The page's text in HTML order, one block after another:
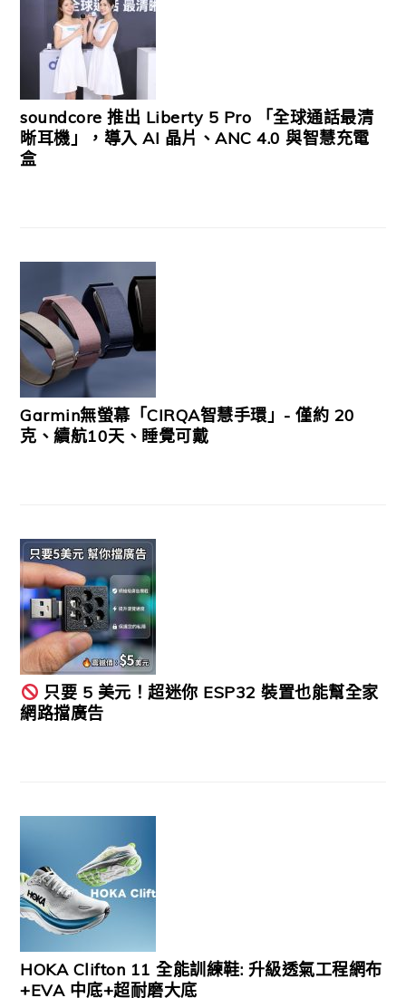
soundcore 推出 Liberty 5 Pro 「全球通話最清
晰耳機」，導入 AI 晶片、ANC 4.0 與智慧充電
盒
Garmin無螢幕「CIRQA智慧手環」- 僅約 20
克、續航10天、睡覺可戴
只要 5 美元！超迷你 ESP32 裝置也能幫全家
網路擋廣告
HOKA Clifton 11 全能訓練鞋: 升級透氣工程網布
+EVA 中底+超耐磨大底